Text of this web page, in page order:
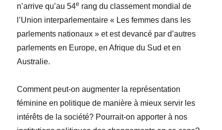
n’arrive qu’au 54e rang du classement mondial de
l’Union interparlementaire « Les femmes dans les
parlements nationaux » et est devancé par d’autres
parlements en Europe, en Afrique du Sud et en
Australie.
Comment peut-on augmenter la représentation
féminine en politique de manière à mieux servir les
intérêts de la société? Pourrait-on apporter à nos